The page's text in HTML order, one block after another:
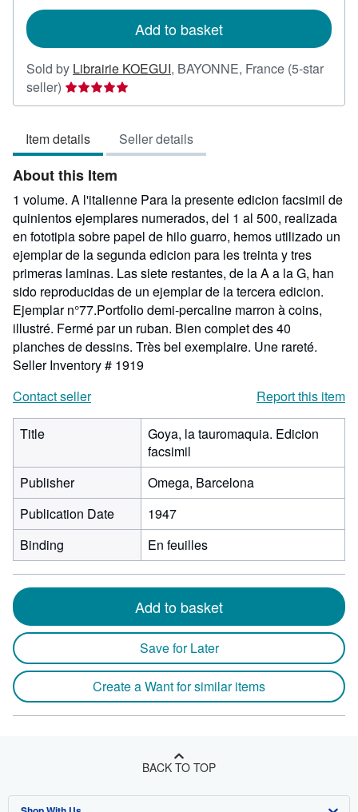
Add to basket
Sold by Librairie KOEGUI, BAYONNE, France (5-star
seller) Seller
rating
out
of
5
stars
Item details Seller details
About this Item
1 volume. A l'italienne Para la presente edicion facsimil de
quinientos ejemplares numerados, del 1 al 500, realizada
en fototipia sobre papel de hilo guarro, hemos utilizado un
ejemplar de la segunda edicion para les treinta y tres
primeras laminas. Las siete restantes, de la A a la G, han
sido reproducidas de un ejemplar de la tercera edicion.
Ejemplar n°77.Portfolio demi-percaline marron à coins,
illustré. Fermé par un ruban. Bien complet des 40
planches de dessins. Très bel exemplaire. Une rareté.
Seller Inventory # 1919
Contact seller
Report this item
Title
Goya, la tauromaquia. Edicion
facsimil
Publisher
Omega, Barcelona
Publication Date
1947
Binding
En feuilles
Add to basket
Save for Later
Create a Want for similar items
BACK TO TOP